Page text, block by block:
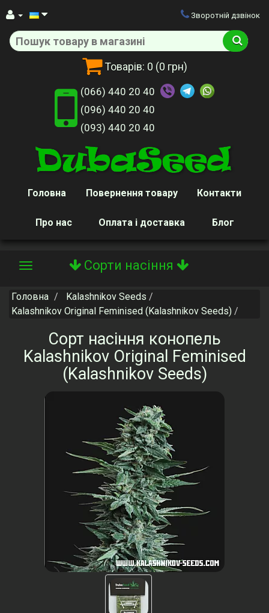
Товарів: 0 (0 грн)
Зворотній дзвінок
(066) 440 20 40
(096) 440 20 40
(093) 440 20 40
Головна Повернення товару Контакти
Про нас Оплата і доставка Блог
Сорти насіння
Toggle
Головна
Kalashnikov Seeds
Kalashnikov Original Feminised (Kalashnikov Seeds)
Сорт насіння конопель
Kalashnikov Original Feminised
(Kalashnikov Seeds)